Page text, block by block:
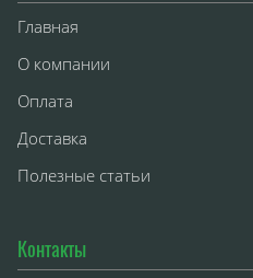
Главная
О компании
Оплата
Доставка
Полезные статьи
Контакты